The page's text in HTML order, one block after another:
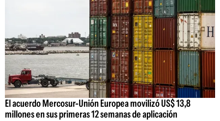
El acuerdo Mercosur-Unión Europea movilizó US$ 13,8
millones en sus primeras 12 semanas de aplicación